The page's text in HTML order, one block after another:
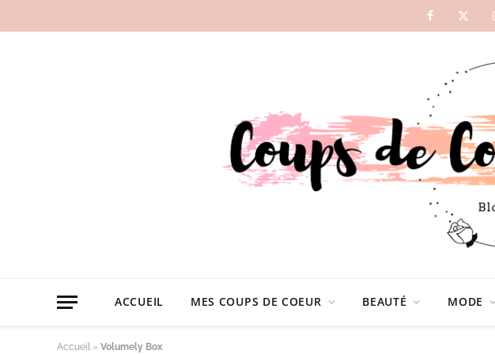
Facebook
X
ACCUEIL MES COUPS DE COEUR BEAUTÉ MODE
Accueil » Volumely Box